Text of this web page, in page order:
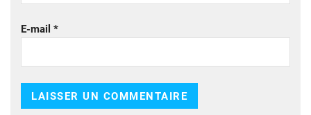
E-mail *